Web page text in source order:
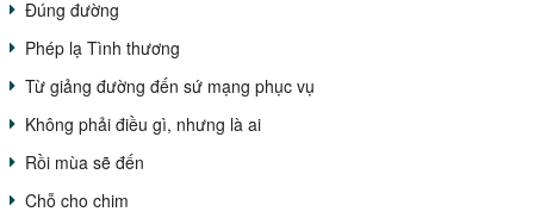
Đúng đường
Phép lạ Tình thương
Từ giảng đường đến sứ mạng phục vụ
Không phải điều gì, nhưng là ai
Rồi mùa sẽ đến
Chỗ cho chim